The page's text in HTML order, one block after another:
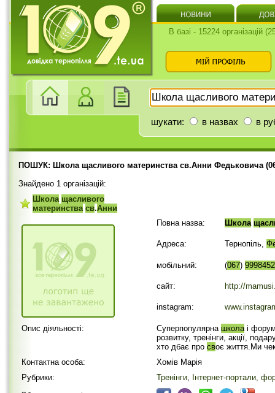
В базі - 15224 організацій
шукати: в назвах в
ПОШУК: Школа щасливого материнства св.Анни Федьковича
Знайдено 1 організацій:
Школа щасливого
материнства св.Анни
Повна назва:
Школа
Адреса: Тернопіль,
мобільний: (067) 9998452
сайт: http://
instagram:
Опис діяльності: Суперпопулярна школаі форум
розвитку, тренінги, акції,
хто дбає про своє життя.Ми
Контактна особа:
Хомів Марія
Рубрики:
Тренінги, Інтернет-портали,